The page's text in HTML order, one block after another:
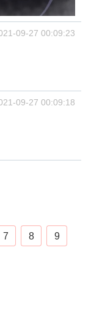
09-27 00:09:23
09-27 00:09:18
7 8 9